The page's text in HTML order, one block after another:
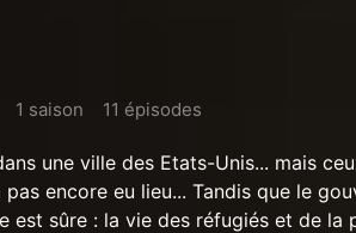
1 saison 11 épisodes
une ville des Etats-Unis... mais
encore eu lieu... Tandis que le
est sûre : la vie des réfugiés et de la